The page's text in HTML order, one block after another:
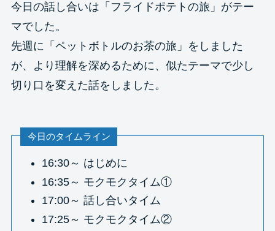
今日の話し合いは「フライドポテトの旅」がテー
マでした。
先週に「ペットボトルのお茶の旅」をしました
が、より理解を深めるために、似たテーマで少し
切り口を変えた話をしました。
今日のタイムライン
16:30～ はじめに
16:35～ モクモクタイム①
17:00～ 話し合いタイム
17:25～ モクモクタイム②